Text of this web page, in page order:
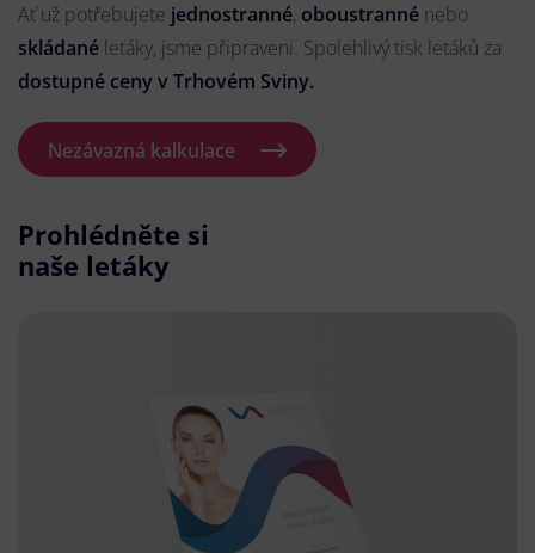
Ať už potřebujete jednostranné, oboustranné nebo
skládané letáky, jsme připraveni. Spolehlivý tisk letáků za
dostupné ceny v Trhovém Sviny.
Nezávazná kalkulace
Prohlédněte si
naše letáky